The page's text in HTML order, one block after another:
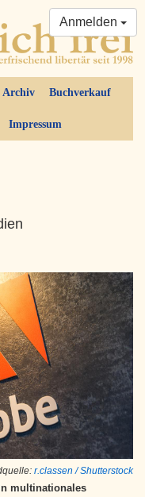
Archiv Buchverkauf
Impressum
Anmelden
r.classen / Shutterstock
multinationales